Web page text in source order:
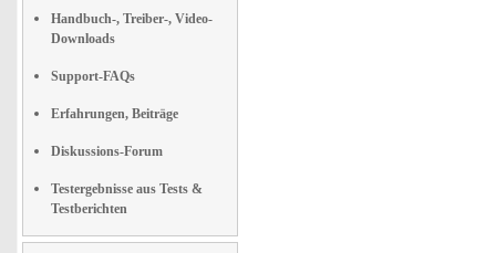
Handbuch-, Treiber-, Video-
Downloads
Support-FAQs
Erfahrungen, Beiträge
Diskussions-Forum
Testergebnisse aus Tests &
Testberichten